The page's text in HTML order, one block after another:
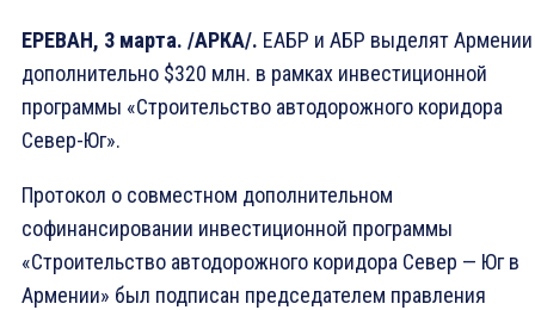
ЕРЕВАН, 3 марта. /АРКА/. ЕАБР и АБР выделят Армении
дополнительно $320 млн. в рамках инвестиционной
программы «Строительство автодорожного коридора
Север-Юг».
Протокол о совместном дополнительном
софинансировании инвестиционной программы
«Строительство автодорожного коридора Север — Юг в
Армении» был подписан председателем правления